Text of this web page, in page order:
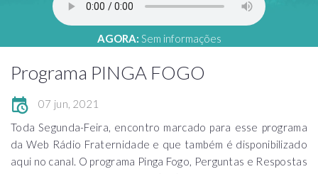
AGORA: Sem informações
Programa PINGA FOGO
07 jun, 2021
Toda Segunda-Feira, encontro marcado para esse programa
da Web Rádio Fraternidade e que também é disponibilizado
aqui no canal. O programa Pinga Fogo, Perguntas e Respostas